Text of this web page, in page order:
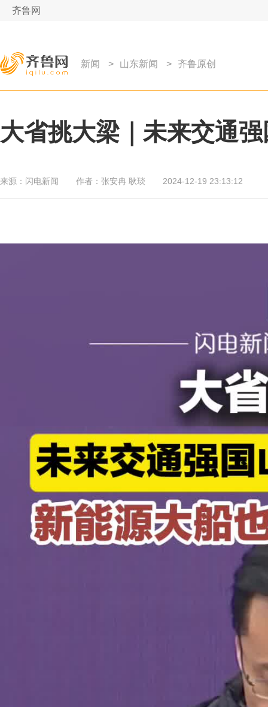
齐鲁网
新闻 > 山东新闻 > 齐鲁原创
大省挑大梁｜未来交通
来源： 闪电新闻 作者： 张安冉 耿琰 2024-12-19 23:13:12